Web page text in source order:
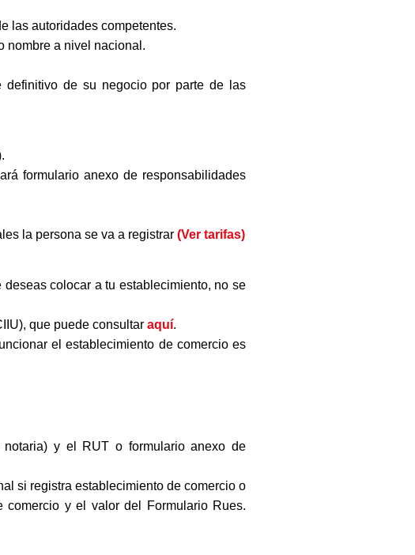
las autoridades competentes.
nombre a nivel nacional.
definitivo de su negocio por parte de las
formulario anexo de responsabilidades
la persona se va a registrar (Ver tarifas)
colocar a tu establecimiento, no se
que puede consultar aquí.
el establecimiento de comercio es
y el RUT o formulario anexo de
si registra establecimiento de comercio o
comercio y el valor del Formulario Rues.